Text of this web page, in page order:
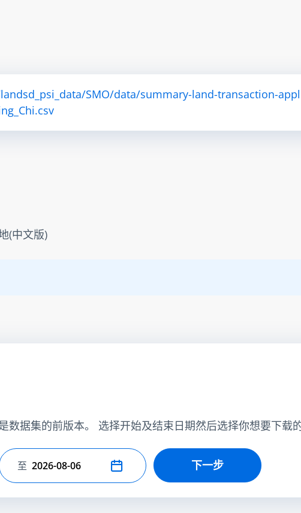
SMO/data/summary-land-transaction-
(中文版)
数据集的前版本。 选择开始及结束日期然后选择你想要下载
选择结束日期
至 下一步